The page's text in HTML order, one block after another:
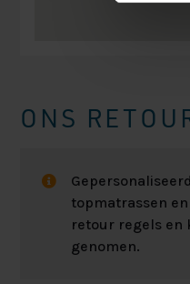
ONS
topmatrassen
retour regels en
genomen.